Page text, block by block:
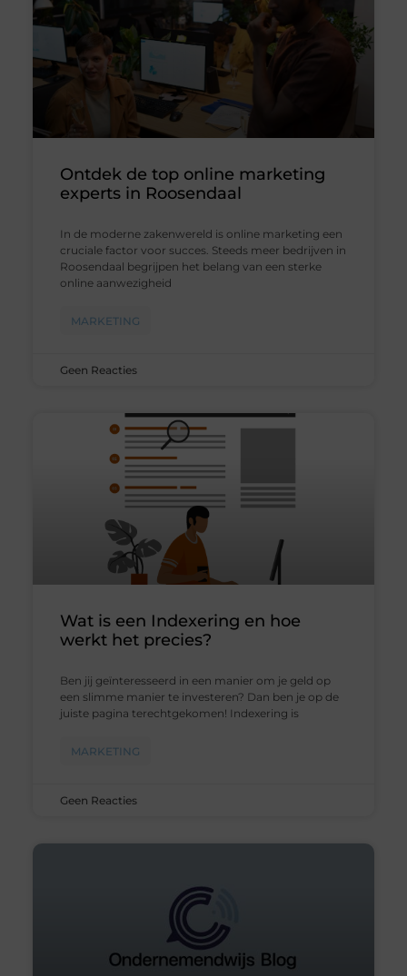
Ontdek de top online marketing
experts in Roosendaal
In de moderne zakenwereld is online marketing een
cruciale factor voor succes. Steeds meer bedrijven in
Roosendaal begrijpen het belang van een sterke
online aanwezigheid
MARKETING
Geen Reacties
Wat is een Indexering en hoe
werkt het precies?
Ben jij geïnteresseerd in een manier om je geld op
een slimme manier te investeren? Dan ben je op de
juiste pagina terechtgekomen! Indexering is
MARKETING
Geen Reacties